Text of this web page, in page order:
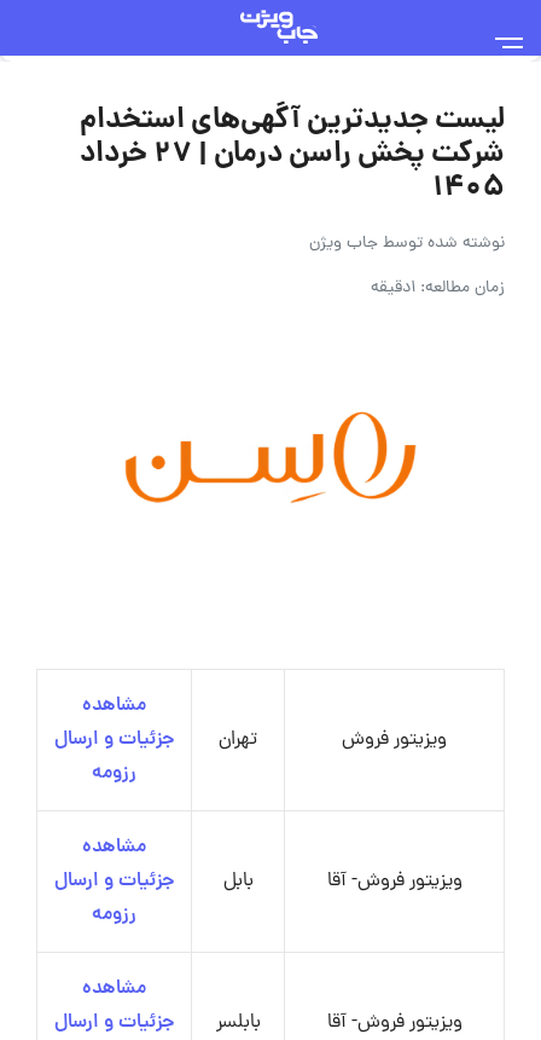
لیست جدیدترین آگهی‌های استخدام
شرکت پخش راسن درمان | ۲۷ خرداد
۱۴۰۵
نوشته شده توسطجاب ویژن
زمان مطالعه: 1دقیقه
ویزیتور فروش تهران
مشاهده
جزئیات و ارسال
رزومه
ویزیتور فروش- آقا بابل
مشاهده
جزئیات و ارسال
رزومه
ویزیتور فروش- آقا بابلسر
مشاهده
جزئیات و ارسال